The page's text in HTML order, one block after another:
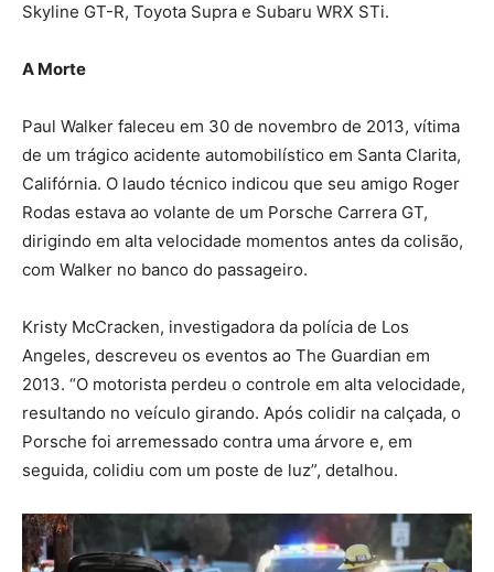
Skyline GT-R, Toyota Supra e Subaru WRX STi.
A Morte
Paul Walker faleceu em 30 de novembro de 2013, vítima
de um trágico acidente automobilístico em Santa Clarita,
Califórnia. O laudo técnico indicou que seu amigo Roger
Rodas estava ao volante de um Porsche Carrera GT,
dirigindo em alta velocidade momentos antes da colisão,
com Walker no banco do passageiro.
Kristy McCracken, investigadora da polícia de Los
Angeles, descreveu os eventos ao The Guardian em
2013. “O motorista perdeu o controle em alta velocidade,
resultando no veículo girando. Após colidir na calçada, o
Porsche foi arremessado contra uma árvore e, em
seguida, colidiu com um poste de luz”, detalhou.